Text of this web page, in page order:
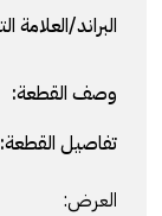
البراند/العلامة
وصف القطعة:
تفاصيل القطعة:
العرض: